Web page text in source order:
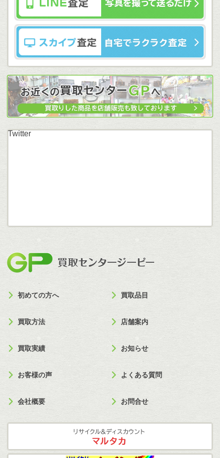
Twitter
初めての方へ 買取品目
買取方法 店舗案内
買取実績 お知らせ
お客様の声 よくある質問
会社概要 お問合せ